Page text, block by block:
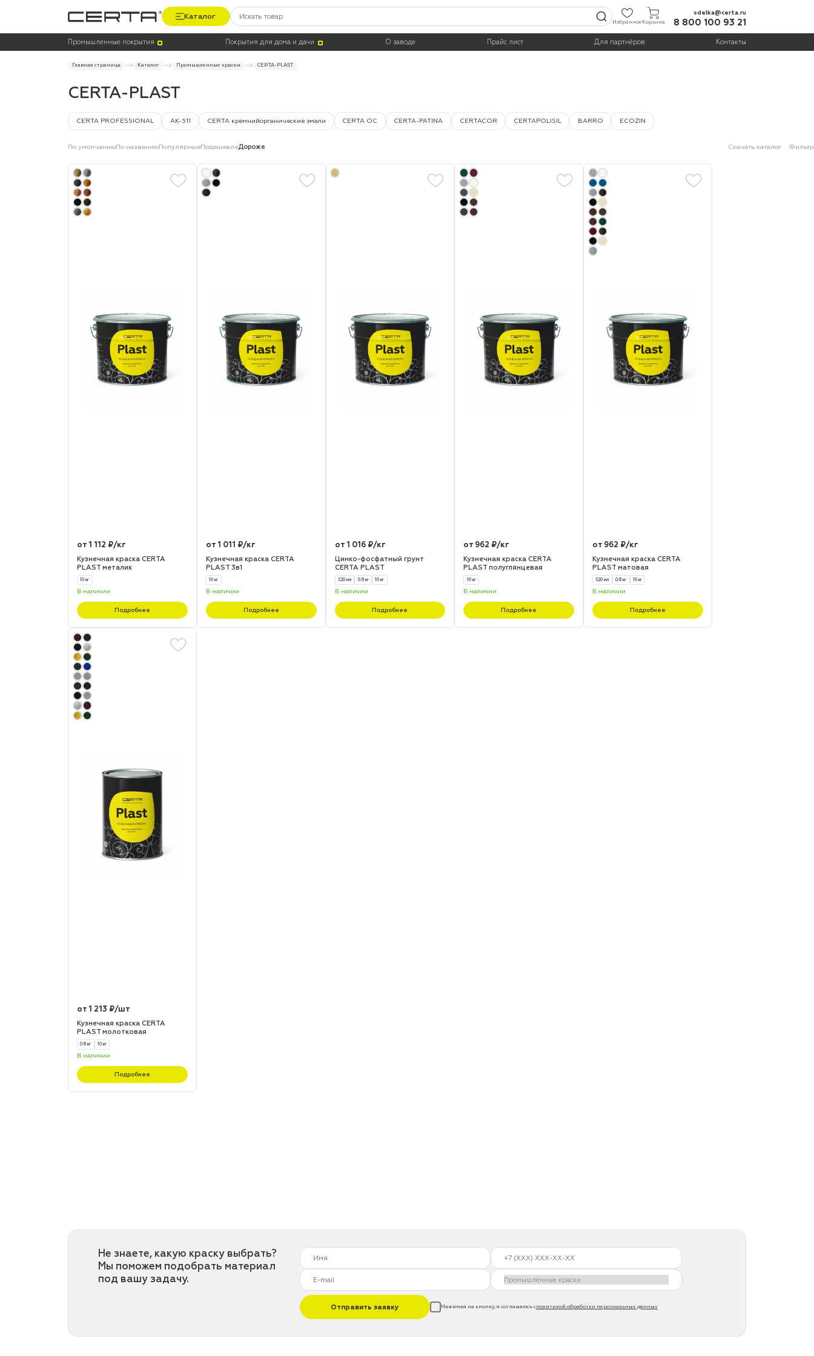
Каталог
ИзбранноеКорзина
sdelka@certa.ru
8 800 100 93 21
Промышленные покрытия Покрытия для дома и дачи О заводе Прайс лист Для партнёров Контакты
Главная страница Каталог Промышленные краски CERTA-PLAST
CERTA-PLAST
CERTA PROFESSIONAL АК-511 CERTA кремнийорганические эмали CERTA ОС CERTA-PATINA CERTACOR CERTAPOLISIL BARRO ECOZIN
Термостойкость, до °C Цвет Тара
По умолчаниюПо названиюПопулярныеПодешевлеДороже Скачать каталог Фильтр
от 1 112 ₽/кг
Кузнечная краска CERTA
PLAST металик
10 кг
В наличии
Подробнее
от 1 011 ₽/кг
Кузнечная краска CERTA
PLAST 3в1
10 кг
В наличии
Подробнее
от 1 016 ₽/кг
Цинко-фосфатный грунт
CERTA PLAST
520 мл 0.8 кг 10 кг
В наличии
Подробнее
от 962 ₽/кг
Кузнечная краска CERTA
PLAST полуглянцевая
10 кг
В наличии
Подробнее
от 962 ₽/кг
Кузнечная краска CERTA
PLAST матовая
520 мл 0.8 кг 10 кг
В наличии
Подробнее
от 1 213 ₽/шт
Кузнечная краска CERTA
PLAST молотковая
0.8 кг 10 кг
В наличии
Подробнее
Не знаете, какую краску выбрать?
Мы поможем подобрать материал
под вашу задачу.
Отправить заявку Нажимая на кнопку, я соглашаюсь сполитикой обработки персональных данных